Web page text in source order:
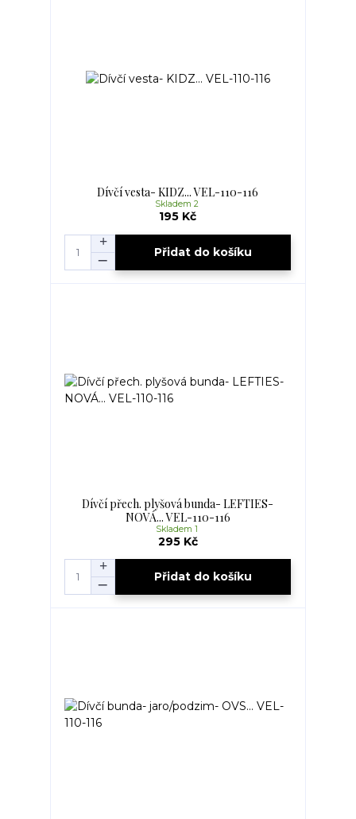
Dívčí vesta- KIDZ... VEL-110-116
195 Kč
Skladem 2
Přidat do košíku
Dívčí přech. plyšová bunda- LEFTIES-
NOVÁ... VEL-110-116
295 Kč
Skladem 1
Přidat do košíku